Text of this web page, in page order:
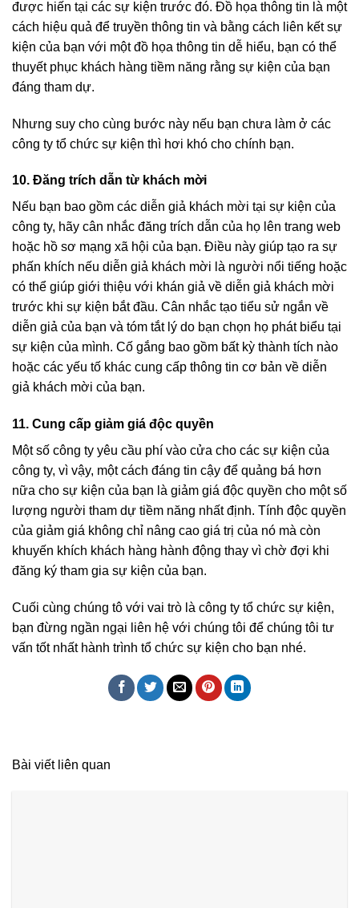
được hiến tại các sự kiện trước đó. Đồ họa thông tin là một
cách hiệu quả để truyền thông tin và bằng cách liên kết sự
kiện của bạn với một đồ họa thông tin dễ hiểu, bạn có thể
thuyết phục khách hàng tiềm năng rằng sự kiện của bạn
đáng tham dự.
Nhưng suy cho cùng bước này nếu bạn chưa làm ở các
công ty tổ chức sự kiện thì hơi khó cho chính bạn.
10. Đăng trích dẫn từ khách mời
Nếu bạn bao gồm các diễn giả khách mời tại sự kiện của
công ty, hãy cân nhắc đăng trích dẫn của họ lên trang web
hoặc hồ sơ mạng xã hội của bạn. Điều này giúp tạo ra sự
phấn khích nếu diễn giả khách mời là người nổi tiếng hoặc
có thể giúp giới thiệu với khán giả về diễn giả khách mời
trước khi sự kiện bắt đầu. Cân nhắc tạo tiểu sử ngắn về
diễn giả của bạn và tóm tắt lý do bạn chọn họ phát biểu tại
sự kiện của mình. Cố gắng bao gồm bất kỳ thành tích nào
hoặc các yếu tố khác cung cấp thông tin cơ bản về diễn
giả khách mời của bạn.
11. Cung cấp giảm giá độc quyền
Một số công ty yêu cầu phí vào cửa cho các sự kiện của
công ty, vì vậy, một cách đáng tin cậy để quảng bá hơn
nữa cho sự kiện của bạn là giảm giá độc quyền cho một số
lượng người tham dự tiềm năng nhất định. Tính độc quyền
của giảm giá không chỉ nâng cao giá trị của nó mà còn
khuyến khích khách hàng hành động thay vì chờ đợi khi
đăng ký tham gia sự kiện của bạn.
Cuối cùng chúng tô với vai trò là công ty tổ chức sự kiện,
bạn đừng ngần ngại liên hệ với chúng tôi để chúng tôi tư
vấn tốt nhất hành trình tổ chức sự kiện cho bạn nhé.
Bài viết liên quan